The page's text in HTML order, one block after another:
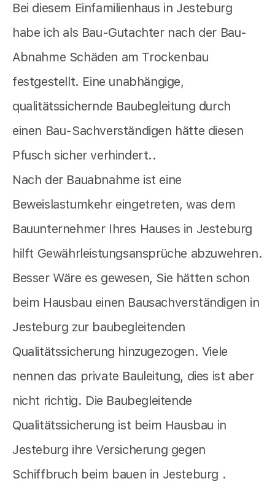
Bei diesem Einfamilienhaus in Jesteburg
habe ich als Bau-Gutachter nach der Bau-
Abnahme Schäden am Trockenbau
festgestellt. Eine unabhängige,
qualitätssichernde Baubegleitung durch
einen Bau-Sachverständigen hätte diesen
Pfusch sicher verhindert..
Nach der Bauabnahme ist eine
Beweislastumkehr eingetreten, was dem
Bauunternehmer Ihres Hauses in Jesteburg
hilft Gewährleistungsansprüche abzuwehren.
Besser Wäre es gewesen, Sie hätten schon
beim Hausbau einen Bausachverständigen in
Jesteburg zur baubegleitenden
Qualitätssicherung hinzugezogen. Viele
nennen das private Bauleitung, dies ist aber
nicht richtig. Die Baubegleitende
Qualitätssicherung ist beim Hausbau in
Jesteburg ihre Versicherung gegen
Schiffbruch beim bauen in Jesteburg .